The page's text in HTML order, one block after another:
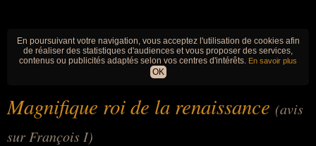
En poursuivant votre navigation, vous acceptez l'utilisation de cookies afin
de réaliser des statistiques d'audiences et vous proposer des services,
contenus ou publicités adaptés selon vos centres d'intérêts. En savoir plus
OK
Magnifique roi de la renaissance (avis
sur François I)